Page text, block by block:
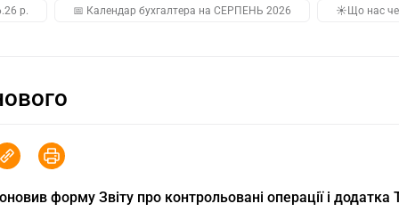
р. 📅 Календар бухгалтера на СЕРПЕНЬ 2026 ☀️Що нас
форму Звіту про контрольовані операції і додатка